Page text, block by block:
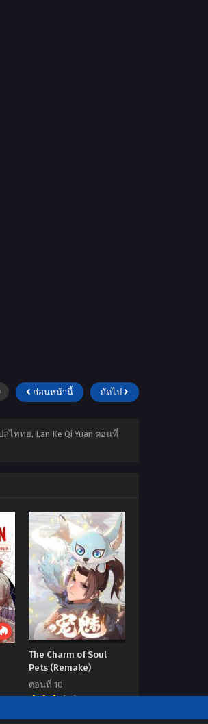
ก่อนหน้านี้ ถัดไป
ไททย, Lan Ke Qi Yuan ตอนที่
The Charm of Soul
Pets (Remake)
ตอนที่ 10